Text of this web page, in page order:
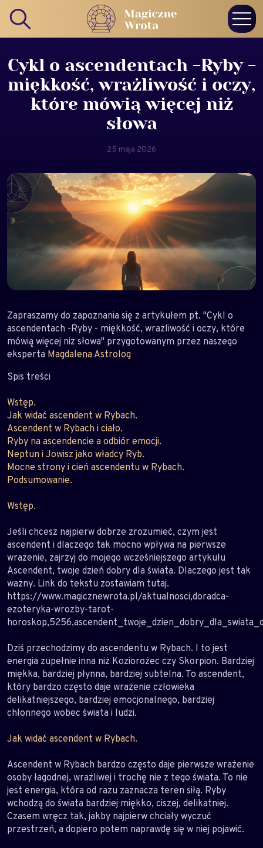
Cykl o ascendentach -Ryby -
miękkość, wrażliwość i oczy,
które mówią więcej niż
słowa
25 maja 2026
Zapraszamy do zapoznania się z artykułem pt. "Cykl o
ascendentach -Ryby - miękkość, wrażliwość i oczy, które
mówią więcej niż słowa" przygotowanym przez naszego
eksperta Magdalena Astrolog
Spis treści
Wstęp.
Jak widać ascendent w Rybach.
Ascendent w Rybach i ciało.
Ryby na ascendencie a odbiór emocji.
Neptun i Jowisz jako władcy Ryb.
Mocne strony i cień ascendentu w Rybach.
Podsumowanie.
Wstęp.
Jeśli chcesz najpierw dobrze zrozumieć, czym jest
ascendent i dlaczego tak mocno wpływa na pierwsze
wrażenie, zajrzyj do mojego wcześniejszego artykułu
Ascendent, twoje dzień dobry dla świata. Dlaczego jest tak
ważny. Link do tekstu zostawiam tutaj.
https://www.magicznewrota.pl/aktualnosci,doradca-
ezoteryka-wrozby-tarot-
Dziś przechodzimy do ascendentu w Rybach. I to jest
energia zupełnie inna niż Koziorożec czy Skorpion. Bardziej
miękka, bardziej płynna, bardziej subtelna. To ascendent,
który bardzo często daje wrażenie człowieka
delikatniejszego, bardziej emocjonalnego, bardziej
chłonnego wobec świata i ludzi.
Jak widać ascendent w Rybach.
Ascendent w Rybach bardzo często daje pierwsze wrażenie
osoby łagodnej, wrażliwej i trochę nie z tego świata. To nie
jest energia, która od razu zaznacza teren siłą. Ryby
wchodzą do świata bardziej miękko, ciszej, delikatniej.
Czasem wręcz tak, jakby najpierw chciały wyczuć
przestrzeń, a dopiero potem naprawdę się w niej pojawić.